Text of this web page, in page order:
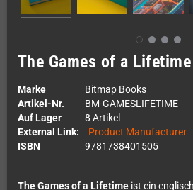
The Games of a Lifetime
Marke
Bitmap Books
Artikel-Nr.
BM-GAMESLIFETIME
Auf Lager
8 Artikel
External Link:
Product Manufacturer
ISBN
9781738401505
The Games of a Lifetime ist ein